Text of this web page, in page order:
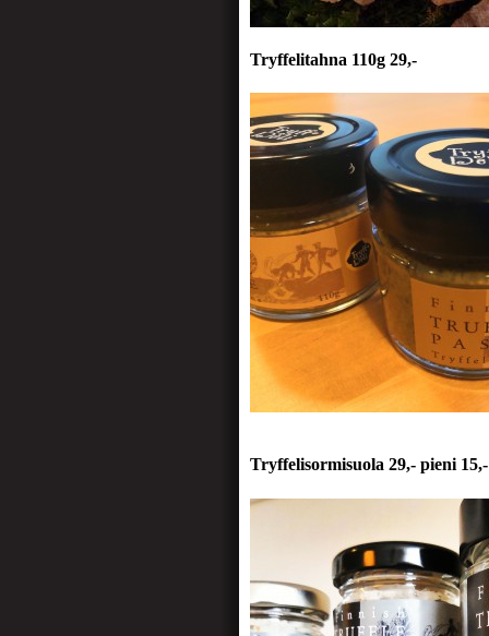
Tryffelitahna 110g 29,-
Tryffelisormisuola 29,- pieni 15,-